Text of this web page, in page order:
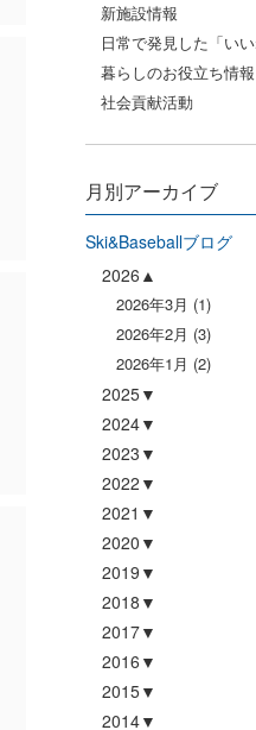
新施設情報
日常で発見した「いい
暮らしのお役立ち情報
社会貢献活動
月別アーカイブ
Ski&Baseballブログ
2026
2026年3月 (1)
2026年2月 (3)
2026年1月 (2)
2025
2024
2023
2022
2021
2020
2019
2018
2017
2016
2015
2014